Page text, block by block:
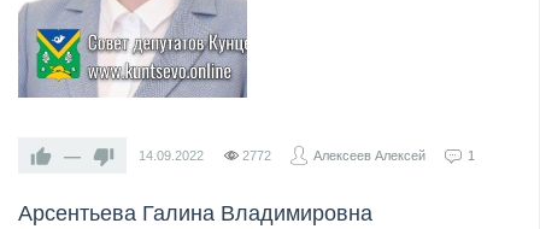
— 14.09.2022 2772 Алексеев Алексей 1
Арсентьева Галина Владимировна